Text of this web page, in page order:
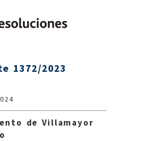
1372/2023
de Villamayor